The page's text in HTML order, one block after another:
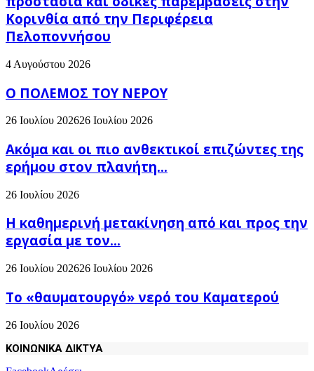
Κορινθία από την Περιφέρεια
Πελοποννήσου
4 Αυγούστου 2026
Ο ΠΟΛΕΜΟΣ ΤΟΥ ΝΕΡΟΥ
26 Ιουλίου 202626 Ιουλίου 2026
Ακόμα και οι πιο ανθεκτικοί επιζώντες της
ερήμου στον πλανήτη...
26 Ιουλίου 2026
H καθημερινή μετακίνηση από και προς την
εργασία με τον...
26 Ιουλίου 202626 Ιουλίου 2026
Το «θαυματουργό» νερό του Καματερού
26 Ιουλίου 2026
ΚΟΙΝΩΝΙΚΑ ΔΙΚΤΥΑ